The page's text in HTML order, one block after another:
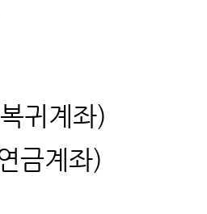
귀계좌)
금계좌)